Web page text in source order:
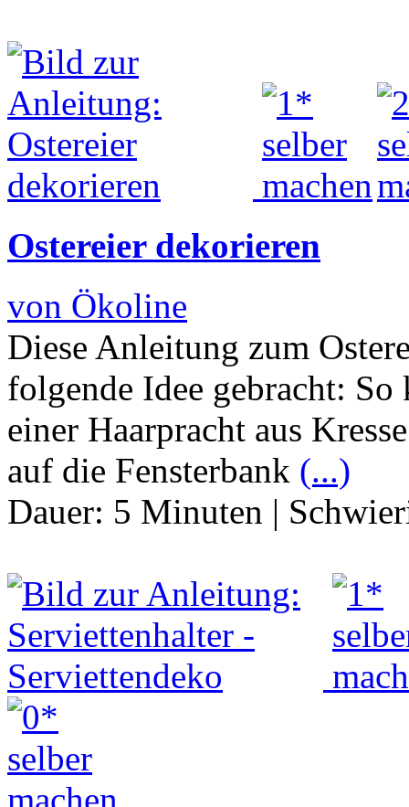
Ostereier dekorieren
von Ökoline
Diese Anleitung zum
folgende Idee gebracht:
einer Haarpracht aus
auf die Fensterbank (...)
Dauer: 5 Minuten |